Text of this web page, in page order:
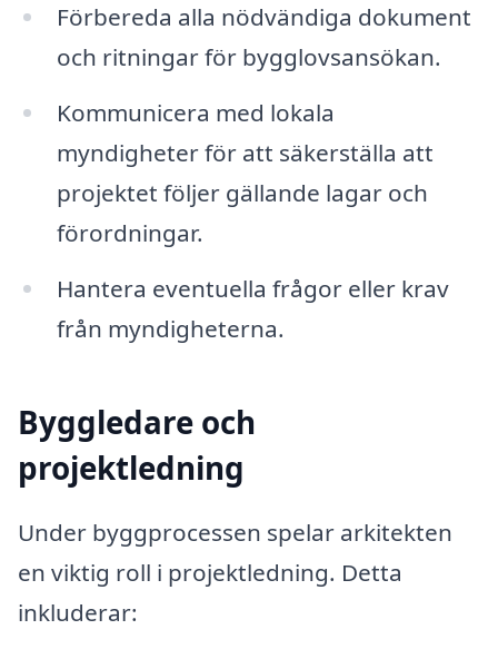
Förbereda alla nödvändiga dokument
och ritningar för bygglovsansökan.
Kommunicera med lokala
myndigheter för att säkerställa att
projektet följer gällande lagar och
förordningar.
Hantera eventuella frågor eller krav
från myndigheterna.
Byggledare och
projektledning
Under byggprocessen spelar arkitekten
en viktig roll i projektledning. Detta
inkluderar: